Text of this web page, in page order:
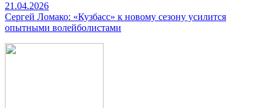
21.04.2026
Сергей Ломако: «Кузбасс» к новому сезону усилится
опытными волейболистами